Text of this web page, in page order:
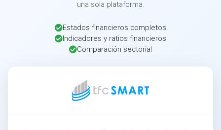
una sola plataforma.
Estados financieros completos
Indicadores y ratios financieros
Comparación sectorial